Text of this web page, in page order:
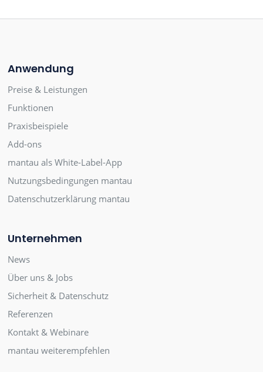
Anwendung
Preise & Leistungen
Funktionen
Praxisbeispiele
Add-ons
mantau als White-Label-App
Nutzungsbedingungen mantau
Datenschutzerklärung mantau
Unternehmen
News
Über uns & Jobs
Sicherheit & Datenschutz
Referenzen
Kontakt & Webinare
mantau weiterempfehlen